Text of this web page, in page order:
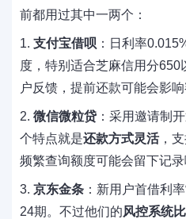
前都用过其中一两个：
1. 支付宝借呗 ：日利率
度，特别适合芝麻信用分650
户反馈，提前还款可能会影
2. 微信微粒贷 ：采用邀请制
个特点就是还款方式灵活，
频繁查询额度可能会留下记录
3. 京东金条 ：新用户首借利
24期。不过他们的风控系统